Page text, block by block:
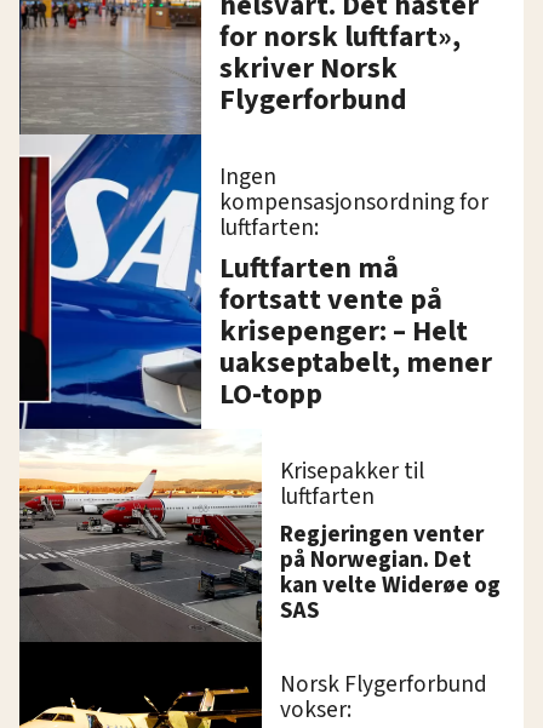
for norsk luftfart»,
skriver Norsk
Flygerforbund
Ingen
kompensasjonsordning for
luftfarten:
Luftfarten må
fortsatt vente på
krisepenger: – Helt
uakseptabelt, mener
LO-topp
Krisepakker til
luftfarten
Regjeringen venter
på Norwegian. Det
kan velte Widerøe og
SAS
Norsk Flygerforbund
vokser: